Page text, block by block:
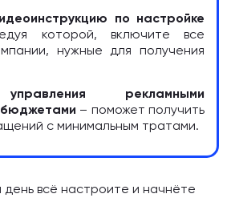
по настройке
которой, включите все
нужные для получения
рекламными
бюджетами – поможет получить
с минимальным тратами.
день всё настроите и начнёте